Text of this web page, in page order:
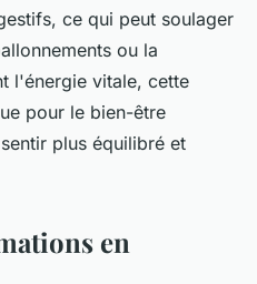
ce qui peut soulager
ou la
l'énergie vitale, cette
pour le bien-être
plus équilibré et
en